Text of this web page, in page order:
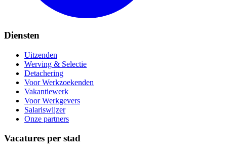
Diensten
Uitzenden
Werving & Selectie
Detachering
Voor Werkzoekenden
Vakantiewerk
Voor Werkgevers
Salariswijzer
Onze partners
Vacatures per stad